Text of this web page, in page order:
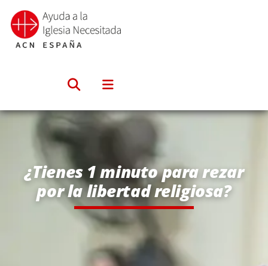
Saltar
contenido
¿Tienes 1 minuto para rezar
por la libertad religiosa?